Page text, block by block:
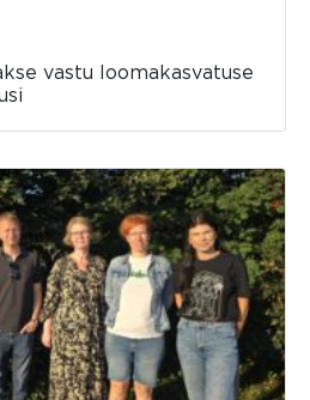
vastu loomakasvatuse